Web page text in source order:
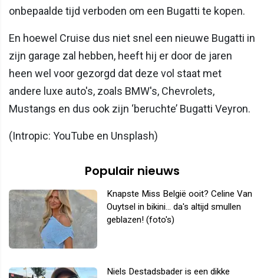
onbepaalde tijd verboden om een Bugatti te kopen.
En hoewel Cruise dus niet snel een nieuwe Bugatti in
zijn garage zal hebben, heeft hij er door de jaren
heen wel voor gezorgd dat deze vol staat met
andere luxe auto's, zoals BMW's, Chevrolets,
Mustangs en dus ook zijn ‘beruchte’ Bugatti Veyron.
(Intropic: YouTube en Unsplash)
Populair nieuws
Knapste Miss België ooit? Celine Van
Ouytsel in bikini... da's altijd smullen
geblazen! (foto's)
Niels Destadsbader is een dikke